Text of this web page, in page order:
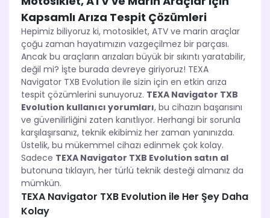
Kapsamlı Arıza Tespit Çözümleri
Hepimiz biliyoruz ki, motosiklet, ATV ve marin araçlar
çoğu zaman hayatımızın vazgeçilmez bir parçası.
Ancak bu araçların arızaları büyük bir sıkıntı yaratabilir,
değil mi? İşte burada devreye giriyoruz! TEXA
Navigator TXB Evolution ile sizin için en etkin arıza
tespit çözümlerini sunuyoruz. TEXA Navigator TXB
Evolution kullanıcı yorumları, bu cihazın başarısını
ve güvenilirliğini zaten kanıtlıyor. Herhangi bir sorunla
karşılaşırsanız, teknik ekibimiz her zaman yanınızda.
Üstelik, bu mükemmel cihazı edinmek çok kolay.
Sadece TEXA Navigator TXB Evolution satın al
butonuna tıklayın, her türlü teknik desteği almanız da
mümkün.
TEXA Navigator TXB Evolution ile Her Şey Daha
Kolay